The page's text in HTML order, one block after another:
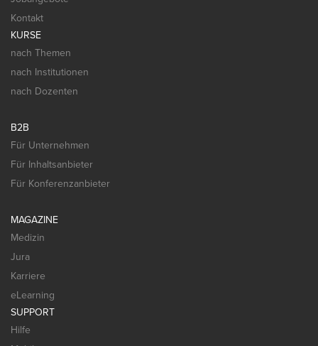
Kontakt
KURSE
nach Themen
nach Institutionen
nach Dozenten
B2B
Für Unternehmen
Für Inhaltsanbieter
Für Konferenzanbieter
MAGAZINE
Medizin
Jura
Karriere
eLearning
SUPPORT
Hilfe